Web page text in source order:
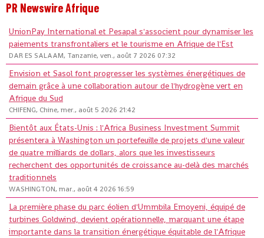
PR Newswire Afrique
UnionPay International et Pesapal s'associent pour dynamiser les
paiements transfrontaliers et le tourisme en Afrique de l'Est
DAR ES SALAAM, Tanzanie, ven., août 7 2026 07:32
Envision et Sasol font progresser les systèmes énergétiques de
demain grâce à une collaboration autour de l'hydrogène vert en
Afrique du Sud
CHIFENG, Chine, mer., août 5 2026 21:42
Bientôt aux États-Unis : l'Africa Business Investment Summit
présentera à Washington un portefeuille de projets d'une valeur
de quatre milliards de dollars, alors que les investisseurs
recherchent des opportunités de croissance au-delà des marchés
traditionnels
WASHINGTON, mar., août 4 2026 16:59
La première phase du parc éolien d'Ummbila Emoyeni, équipé de
turbines Goldwind, devient opérationnelle, marquant une étape
importante dans la transition énergétique équitable de l'Afrique